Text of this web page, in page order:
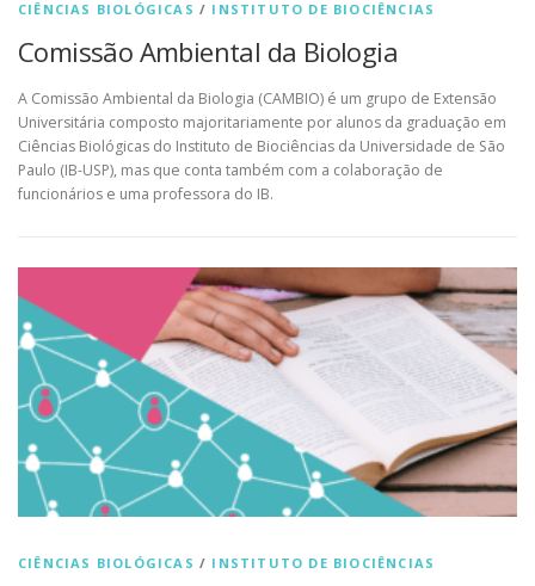
CIÊNCIAS BIOLÓGICAS / INSTITUTO DE BIOCIÊNCIAS
Comissão Ambiental da Biologia
A Comissão Ambiental da Biologia (CAMBIO) é um grupo de Extensão
Universitária composto majoritariamente por alunos da graduação em
Ciências Biológicas do Instituto de Biociências da Universidade de São
Paulo (IB-USP), mas que conta também com a colaboração de
funcionários e uma professora do IB.
CIÊNCIAS BIOLÓGICAS / INSTITUTO DE BIOCIÊNCIAS